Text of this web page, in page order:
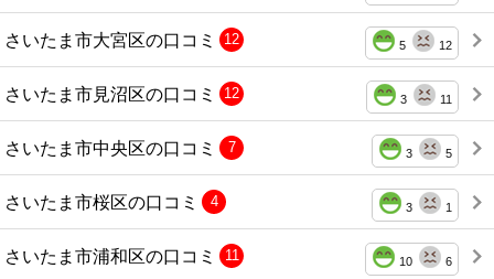
さいたま市大宮区の口コミ 5 12
12
さいたま市見沼区の口コミ 3 11
12
さいたま市中央区の口コミ 3 5
7
さいたま市桜区の口コミ 3 1
4
さいたま市浦和区の口コミ 10 6
11